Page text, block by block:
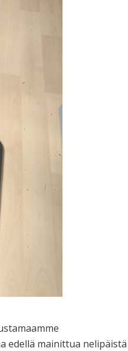
edellä mainittua nelipäistä